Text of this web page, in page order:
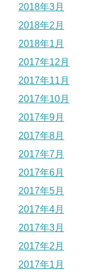
2018年3月
2018年2月
2018年1月
2017年12月
2017年11月
2017年10月
2017年9月
2017年8月
2017年7月
2017年6月
2017年5月
2017年4月
2017年3月
2017年2月
2017年1月